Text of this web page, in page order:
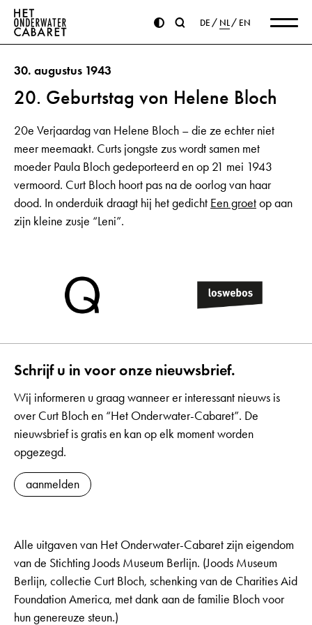
DE NL EN
30. augustus 1943
20. Geburtstag von Helene Bloch
20e Verjaardag van Helene Bloch – die ze echter niet
meer meemaakt. Curts jongste zus wordt samen met
moeder Paula Bloch gedeporteerd en op 21 mei 1943
vermoord. Curt Bloch hoort pas na de oorlog van haar
dood. In onderduik draagt hij het gedicht Een groetop aan
zijn kleine zusje “Leni”.
Schrijf u in voor onze nieuwsbrief.
Wij informeren u graag wanneer er interessant nieuws is
over Curt Bloch en “Het Onderwater-Cabaret”. De
nieuwsbrief is gratis en kan op elk moment worden
opgezegd.
aanmelden
Alle uitgaven van Het Onderwater-Cabaret zijn eigendom
van de Stichting Joods Museum Berlijn. (Joods Museum
Berlijn, collectie Curt Bloch, schenking van de Charities Aid
Foundation America, met dank aan de familie Bloch voor
hun genereuze steun.)